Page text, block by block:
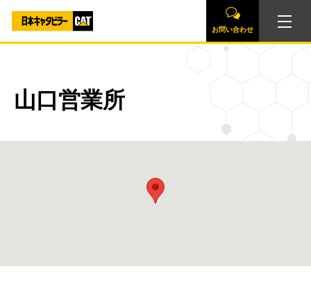
お問い合わせ
山口営業所